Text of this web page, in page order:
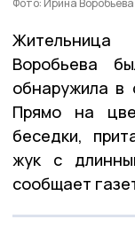
Воробьева
обнаружила в
Прямо на
беседки,
жук с
сообщает